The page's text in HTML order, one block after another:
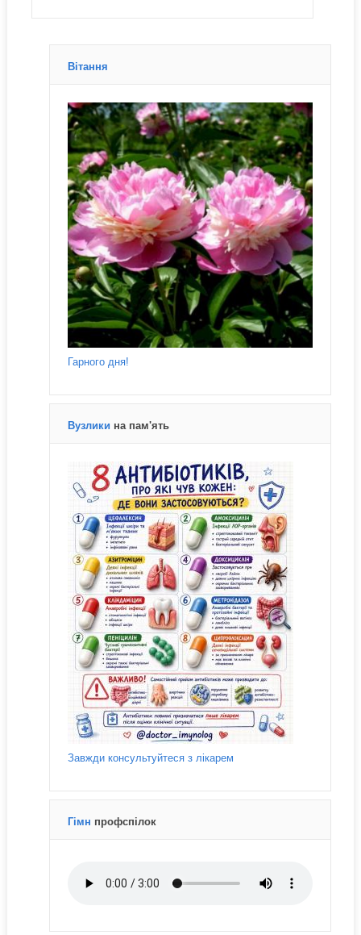
Вітання
Гарного дня!
Вузлики на пам'ять
Завжди консультуйтеся з лікарем
Гімн профспілок